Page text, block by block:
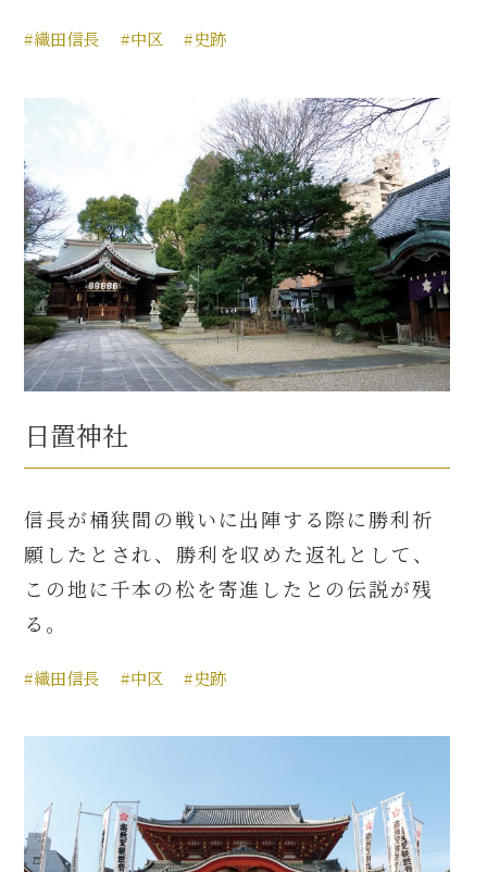
#織田信長 #中区 #史跡
日置神社
信長が桶狭間の戦いに出陣する際に勝利祈
願したとされ、勝利を収めた返礼として、
この地に千本の松を寄進したとの伝説が残
る。
#織田信長 #中区 #史跡